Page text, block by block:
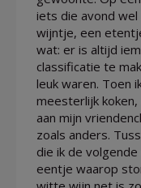
iets die avond wel
wijntje, een
wat: er is altijd
classificatie te
leuk waren. Toen
meesterlijk koken,
aan mijn
zoals anders.
die ik de
eentje waarop